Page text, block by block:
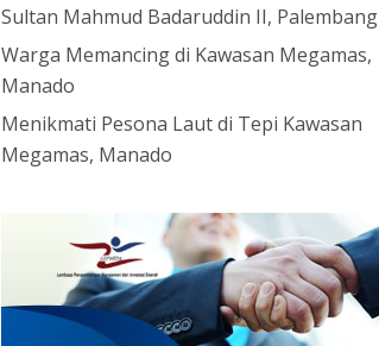
Sultan Mahmud Badaruddin II, Palembang
Warga Memancing di Kawasan Megamas,
Manado
Menikmati Pesona Laut di Tepi Kawasan
Megamas, Manado